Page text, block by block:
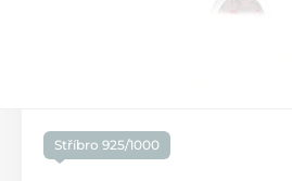
Stříbro 925/1000